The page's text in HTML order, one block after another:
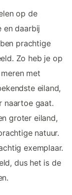
op de
en daarbij
prachtige
Zo heb je op
met
eiland,
naartoe gaat.
groter eiland,
natuur.
exemplaar.
dus het is de